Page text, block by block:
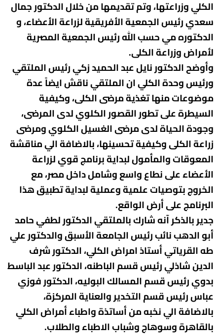
الكلي وزراعتها، وتم تقديمها من خلال الدكتور جمال
سعدي رئيس الجمعية الأفريقية لزراعة الأعضاء، و
الدكتوره مي حسب الله رئيس الجمعية المصرية
لأمراض وزراعة الكلى.
وأوضح الدكتور نايل عبد الحميد زكي رئيس الملتقي
ورئيس وحدة الكلي ان الملتقي ناقش ايضاً عدة
موضوعات منها تغذية مرضى الكلى، وكيفية
السيطرة على تطور القصور الكلوي لدى المرضى،
وجودة الحياة لدى مرضى الغسيل الكلوي ومرضى
زراعة الكلى وكيفية تحسينها، بالاضافة الي مناقشة
المعوقات والمأمول لبداية برنامج قوي لزراعة
الأعضاء على نطاع واسع وشامل داخل مصر، مع
الخروج بتوصيات علمية وعملية لبداية تطبيق هذا
البرنامج على أرض الواقع.
جدير بالذكر آنه شارك بالملتقي الدكتور لطفي حامد
أبو الدهب نائب رئيس الجامعة الأسبق والدكتور علي
طه القرياتي أستاذ امراض الكلي، الدكتور شرف
الدين شاذلي رئيس قسم الباطنه، الدكتور عبد الباسط
بدوي رئيس قسم المسالك البوليه، الدكتور فوزي
عباس رئيس قسم التخدير والعناية المركزة،
بالاضافة الي نخبه من أساتذة واطباء أمراض الكلي
بالقاهرة وسوهاج وشباب الاطباء والطلاب.